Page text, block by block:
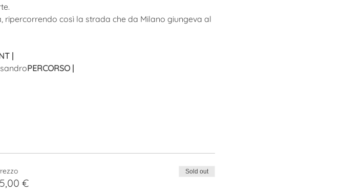
ripercorrendo così la strada che da Milano giungeva al
|
PERCORSO |
€
Sold out